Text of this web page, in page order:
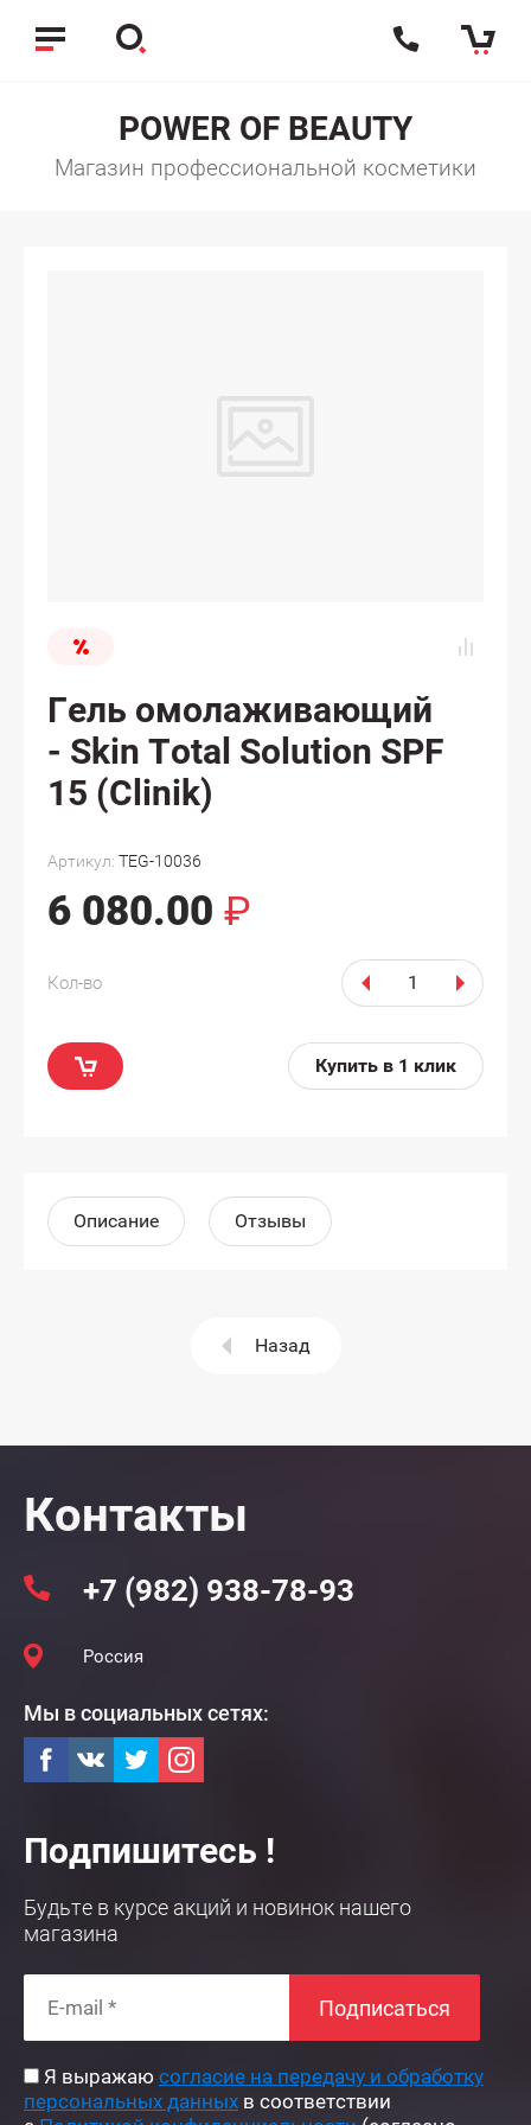
POWER OF BEAUTY
Магазин профессиональной косметики
Гель омолаживающий
- Skin Total Solution SPF
15 (Clinik)
Артикул: TEG-10036
6 080.00 ₽
Кол-во
Купить в 1 клик
Описание Отзывы
Назад
Подпишитесь !
Будьте в курсе акций и новинок нашего
магазина
Я выражаю согласие на передачу и обработку
персональных данных в соответствии
Подписаться
Контакты
+7 (982) 938-78-93
Россия
Мы в социальных сетях: